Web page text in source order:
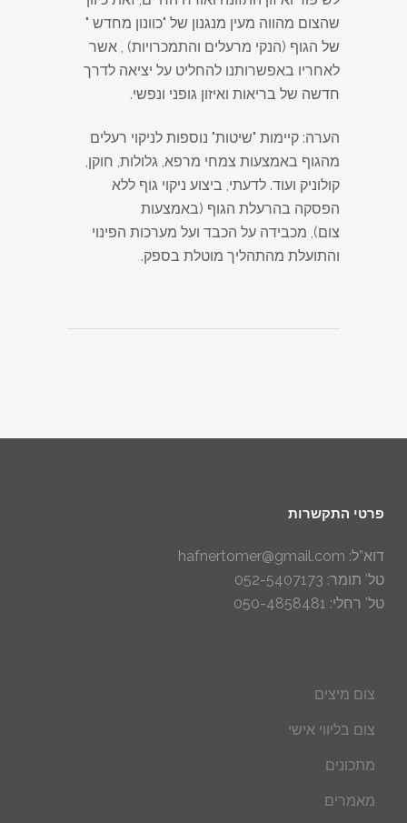
שהצום מהווה מעין מנגנון של "כוונון מחדש "
של הגוף (הנקי מרעלים והתמכרויות) , אשר
לאחריו באפשרותנו להחליט על יציאה לדרך
חדשה של בריאות ואיזון גופני ונפשי.
הערה: קיימות "שיטות" נוספות לניקוי רעלים
מהגוף באמצעות צמחי מרפא, גלולות, חוקן,
קולוניק ועוד. לדעתי, ביצוע ניקוי גוף ללא
הפסקה בהרעלת הגוף (באמצעות
צום), מכבידה על הכבד ועל מערכות הפינוי
והתועלת מהתהליך מוטלת בספק.
פרטי התקשרות
דוא”ל: hafnertomer@gmail.com
טל’ תומר: 052-5407173
טל' רחלי: 050-4858481
צום מיצים
צום בליווי אישי
מתכונים
מאמרים